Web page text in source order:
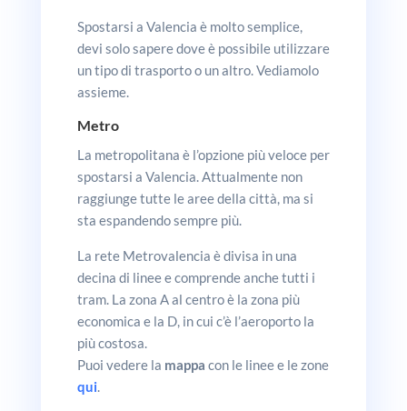
Spostarsi a Valencia è molto semplice,
devi solo sapere dove è possibile utilizzare
un tipo di trasporto o un altro. Vediamolo
assieme.
Metro
La metropolitana è l’opzione più veloce per
spostarsi a Valencia. Attualmente non
raggiunge tutte le aree della città, ma si
sta espandendo sempre più.
La rete Metrovalencia è divisa in una
decina di linee e comprende anche tutti i
tram. La zona A al centro è la zona più
economica e la D, in cui c’è l’aeroporto la
più costosa.
Puoi vedere la mappa con le linee e le zone
qui